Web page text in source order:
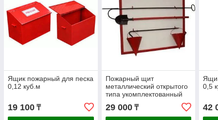
Ящик пожарный для песка
0,12 куб.м
19 100 ₸
Пожарный щит
металлический открытого
типа укомплектованный
29 000₸
0,5
42